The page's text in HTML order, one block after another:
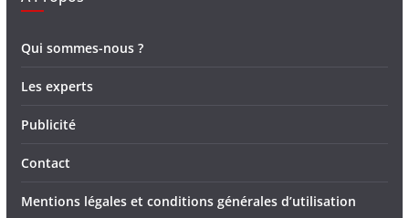
Qui sommes-nous ?
Les experts
Publicité
Contact
Mentions légales et conditions générales d’utilisation